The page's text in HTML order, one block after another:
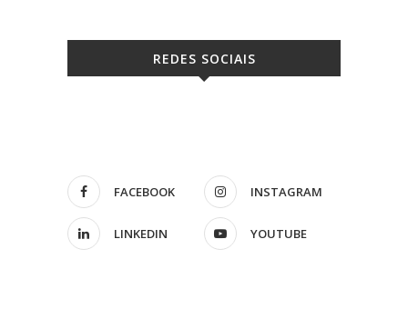
REDES SOCIAIS
FACEBOOK INSTAGRAM
LINKEDIN YOUTUBE